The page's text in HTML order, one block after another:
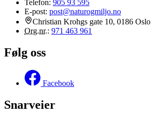
Telefon: 905 93 595
E-post: post@naturogmiljo.no
Christian Krohgs gate 10, 0186 Oslo
Org.nr.: 971 463 961
Følg oss
Facebook
Snarveier